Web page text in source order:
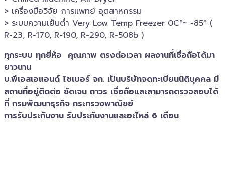
> เครื่องมือวิจัย การแพทย์​ อุตสาหกรรม
> ระบบความเย็นต่ำ Very Low Temp Freezer 0C°~ -​85° (
R-23, R-170, R-190, R-290, R-508b )
ทุกระบบ ทุกยี่ห้อ คุณภาพ ตรงต่อเวลา ผลงานทึ่เชื่อถือได้มา
ยาวนาน
บ.พีเอสเอ​แอนด์ ไซเบอร์​ จก. เป็นบริษัทจดทะเบียนนิติบุคคล​ มี
สถานที่อยู่ติดต่อ ชัดเจน ถาวร เชื่อถือและสามารถตรวจสอบ​ได้
ที่ กรมพัฒนาธุรกิจ​ กระทรวงพาณิชย์
การรับประกันงาน รับประกันงานและอะไหล่ 6 เดือน